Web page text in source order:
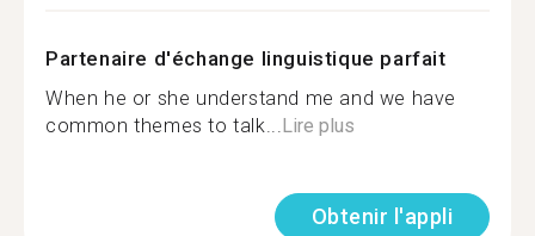
Partenaire d'échange linguistique parfait
When he or she understand me and we have
common themes to talk...Lire plus
Obtenir l'appli